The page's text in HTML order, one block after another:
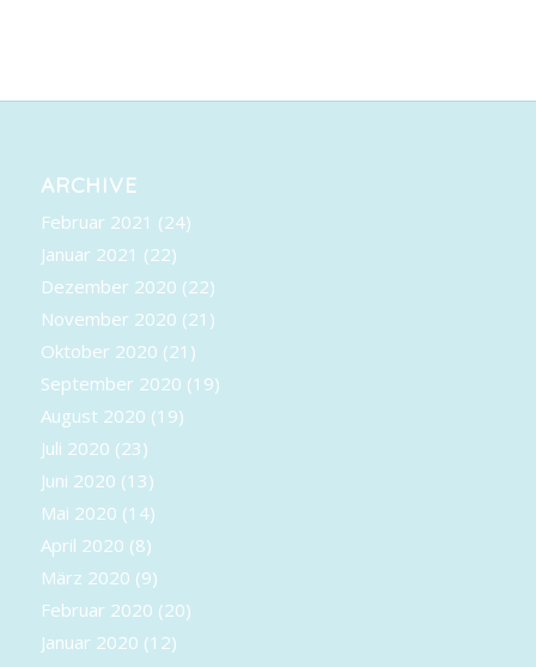
ARCHIVE
Februar 2021 (24)
Januar 2021 (22)
Dezember 2020 (22)
November 2020 (21)
Oktober 2020 (21)
September 2020 (19)
August 2020 (19)
Juli 2020 (23)
Juni 2020 (13)
Mai 2020 (14)
April 2020 (8)
März 2020 (9)
Februar 2020 (20)
Januar 2020 (12)